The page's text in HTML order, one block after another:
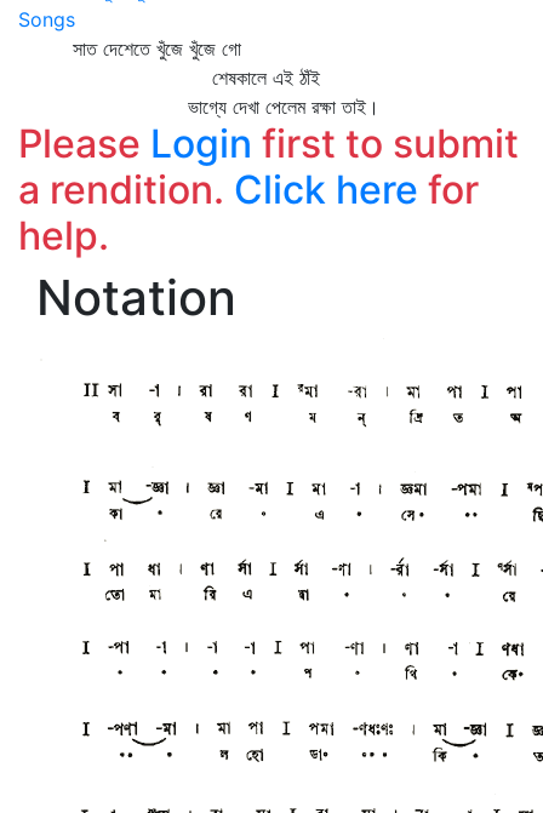
Songs
সাত দেশেতে খুঁজে খুঁজে গো
শেষকালে এই ঠাঁই
ভাগ্যে দেখা পেলেম রক্ষা তাই।
Please Login first to submit
a rendition. Click here for
help.
Notation